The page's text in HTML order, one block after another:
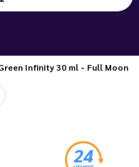
Infinity 30 ml - Full Moon